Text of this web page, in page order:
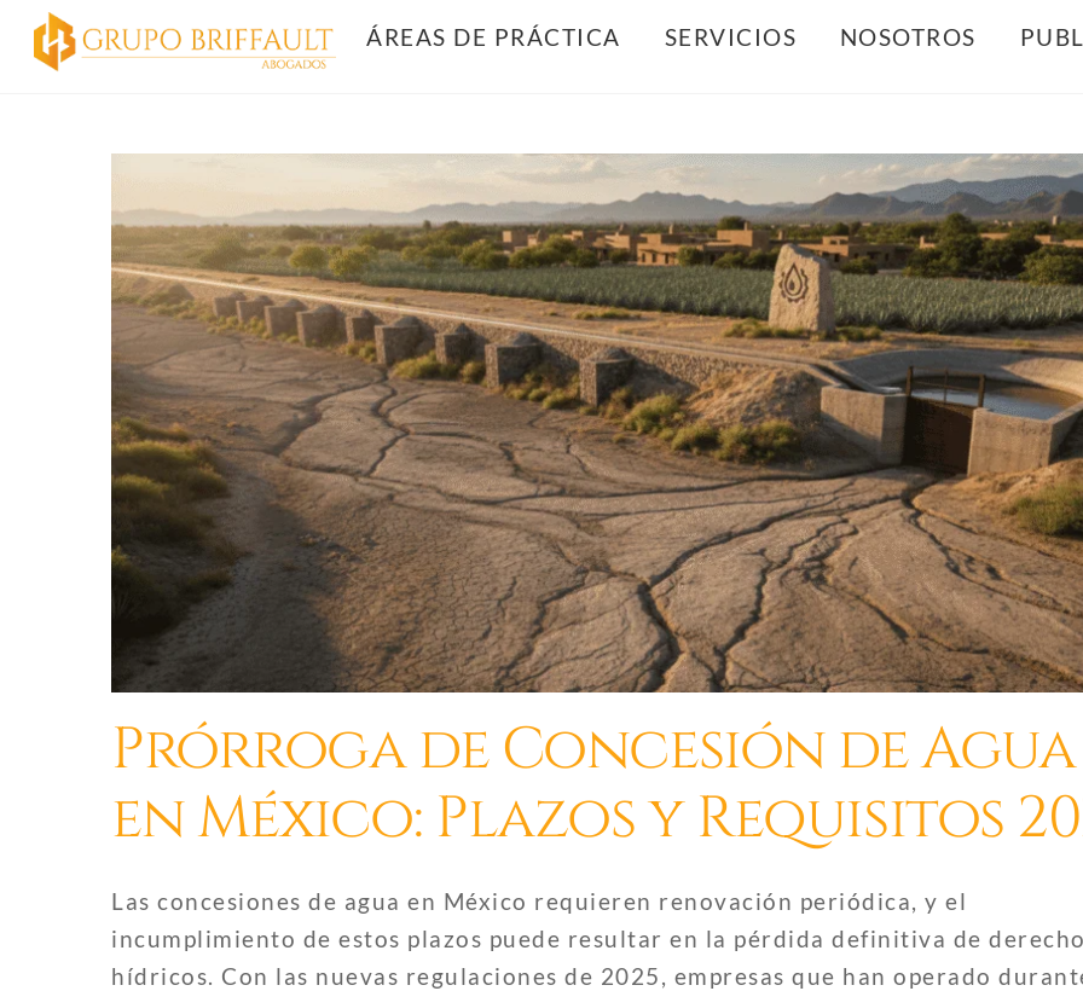
Skip
ÁREAS DE PRÁCTICA SERVICIOS NOSOTROS
Prórroga de Concesión de Agua
en México: Plazos y Requisitos
Las concesiones de agua en México requieren renovación periódica, y el
incumplimiento de estos plazos puede resultar en la pérdida definitiva de
hídricos. Con las nuevas regulaciones de 2025, empresas que han operado
Back